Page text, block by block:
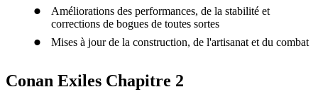
Améliorations des performances, de la stabilité et
corrections de bogues de toutes sortes
Mises à jour de la construction, de l'artisanat et du combat
Conan Exiles Chapitre 2